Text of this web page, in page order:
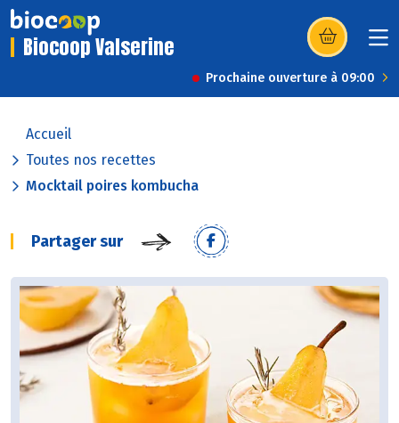
Biocoop Valserine (s’ouvre dans
Prochaine ouverture à 09:00
Accueil
Toutes nos recettes
Mocktail poires kombucha
Partager sur